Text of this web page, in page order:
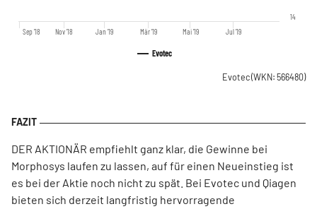
Evotec
Sep '18 Nov '18 Jan '19 Mär '19 Mai '19 Jul '19
14
Evotec(WKN: 566480)
DER AKTIONÄR empfiehlt ganz klar, die Gewinne bei
Morphosys laufen zu lassen, auf für einen Neueinstieg ist
es bei der Aktie noch nicht zu spät. Bei Evotec und Qiagen
bieten sich derzeit langfristig hervorragende